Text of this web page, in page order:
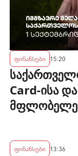
ფინანსები 15:20
Card-ისა
ტარიფით
ფინანსები 13:36